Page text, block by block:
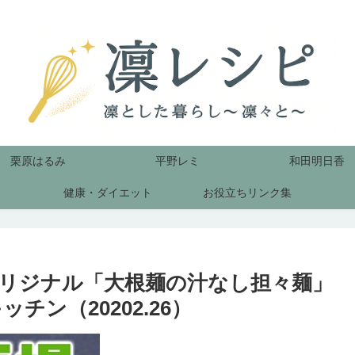
栗原はるみ 平野レミ 和田明日香
健康・ダイエット お役立ちリンク集
ジナル「大根麺の汁なし担々麺」
チン（20202.26）